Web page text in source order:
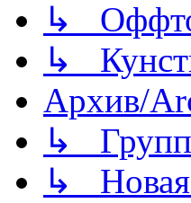
↳
↳
Архив/
↳
↳ Новая